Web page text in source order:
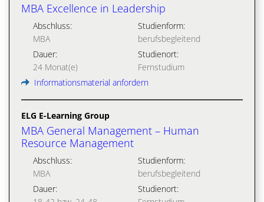
MBA Excellence in Leadership
Abschluss:
MBA
Studienform:
berufsbegleitend
Dauer:
24 Monat(e)
Studienort:
Fernstudium
Informationsmaterial anfordern
ELG E-Learning Group
MBA General Management – Human
Resource Management
Abschluss:
MBA
Studienform:
berufsbegleitend
Dauer:
Studienort: